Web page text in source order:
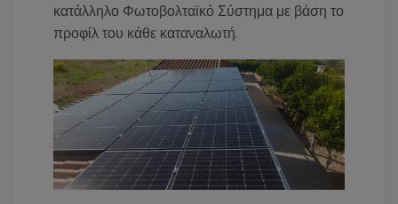
κατάλληλο Φωτοβολταϊκό Σύστημα με βάση το
προφίλ του κάθε καταναλωτή.